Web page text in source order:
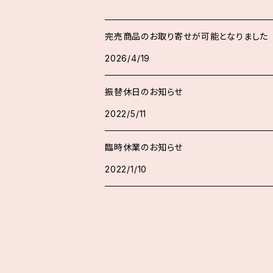
完売商品のお取り寄せが可能となりました
2026/4/19
振替休日のお知らせ
2022/5/11
臨時休業のお知らせ
2022/1/10